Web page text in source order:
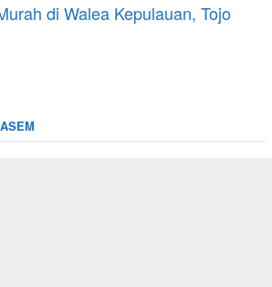
di Walea Kepulauan, Tojo